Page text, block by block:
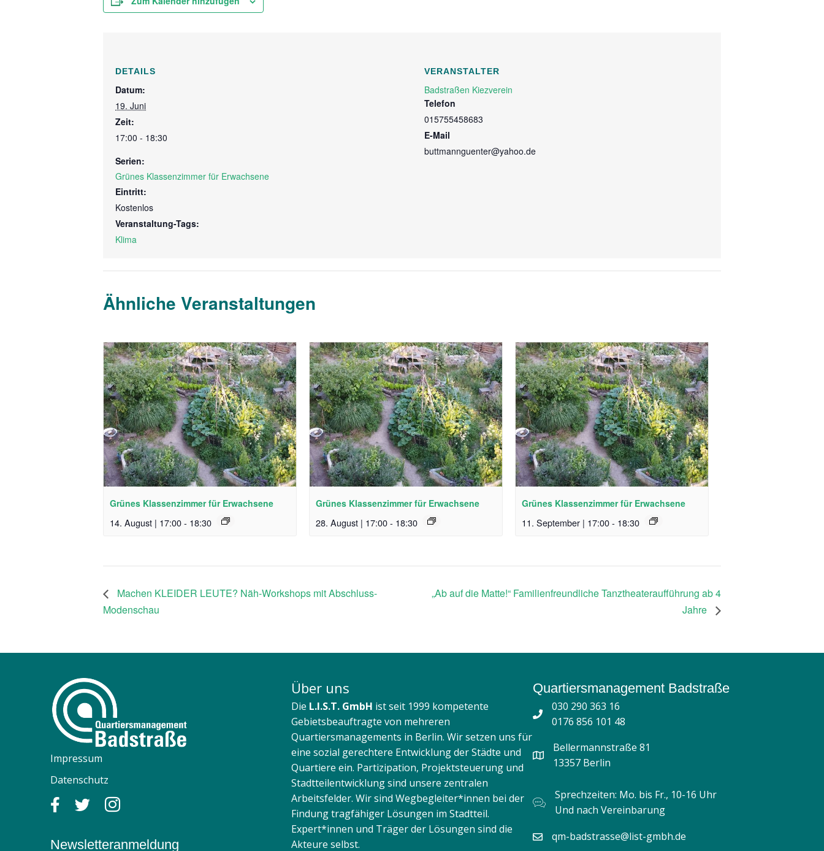
DETAILS
Datum:
19. Juni
Zeit:
17:00 - 18:30
Serien:
Grünes Klassenzimmer für Erwachsene
Eintritt:
Kostenlos
Veranstaltung-Tags:
Klima
VERANSTALTER
Badstraßen Kiezverein
Telefon
015755458683
E-Mail
buttmannguenter@yahoo.de
Ähnliche Veranstaltungen
Grünes Klassenzimmer für Erwachsene
14. August | 17:00- 18:30
Grünes Klassenzimmer für Erwachsene
28. August | 17:00- 18:30
Grünes Klassenzimmer für Erwachsene
11. September | 17:00- 18:30
Machen KLEIDER LEUTE? Näh-Workshops mit Abschluss-
Modenschau
„Ab auf die Matte!“ Familienfreundliche Tanztheateraufführung ab 4
Jahre
Impressum
Datenschutz
Newsletteranmeldung
Über uns
Die L.I.S.T. GmbH ist seit 1999 kompetente
Gebietsbeauftragte von mehreren
Quartiersmanagements in Berlin. Wir setzen uns für
eine sozial gerechtere Entwicklung der Städte und
Quartiere ein. Partizipation, Projektsteuerung und
Stadtteilentwicklung sind unsere zentralen
Arbeitsfelder. Wir sind Wegbegleiter*innen bei der
Findung tragfähiger Lösungen im Stadtteil.
Expert*innen und Träger der Lösungen sind die
Akteure selbst.
Quartiersmanagement Badstraße
030 290 363 16
0176 856 101 48
Bellermannstraße 81
13357 Berlin
Sprechzeiten: Mo. bis Fr., 10-16 Uhr
Und nach Vereinbarung
qm-badstrasse@list-gmbh.de